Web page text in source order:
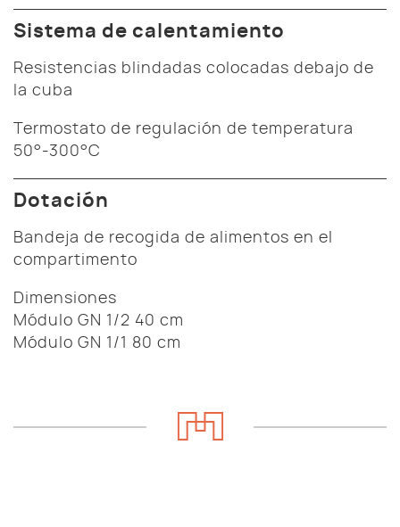
Sistema de calentamiento
Resistencias blindadas colocadas debajo de
la cuba
Termostato de regulación de temperatura
50°-300°C
Dotación
Bandeja de recogida de alimentos en el
compartimento
Dimensiones
Módulo GN 1/2 40 cm
Módulo GN 1/1 80 cm